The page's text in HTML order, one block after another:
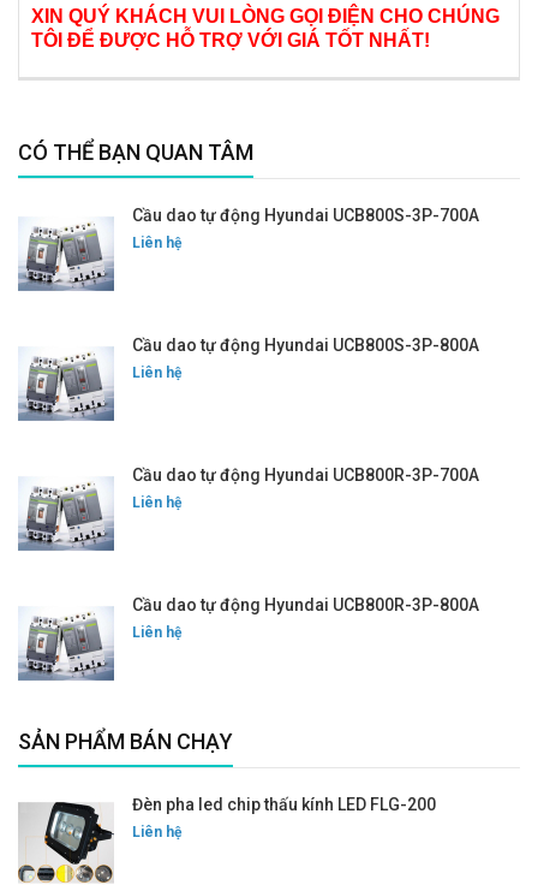
XIN QUÝ KHÁCH VUI LÒNG GỌI ĐIỆN CHO CHÚNG
TÔI ĐỂ ĐƯỢC HỖ TRỢ VỚI GIÁ TỐT NHẤT!
CÓ THỂ BẠN QUAN TÂM
Cầu dao tự động Hyundai UCB800S-3P-700A
Liên hệ
Cầu dao tự động Hyundai UCB800S-3P-800A
Liên hệ
Cầu dao tự động Hyundai UCB800R-3P-700A
Liên hệ
Cầu dao tự động Hyundai UCB800R-3P-800A
Liên hệ
SẢN PHẨM BÁN CHẠY
Đèn pha led chip thấu kính LED FLG-200
Liên hệ